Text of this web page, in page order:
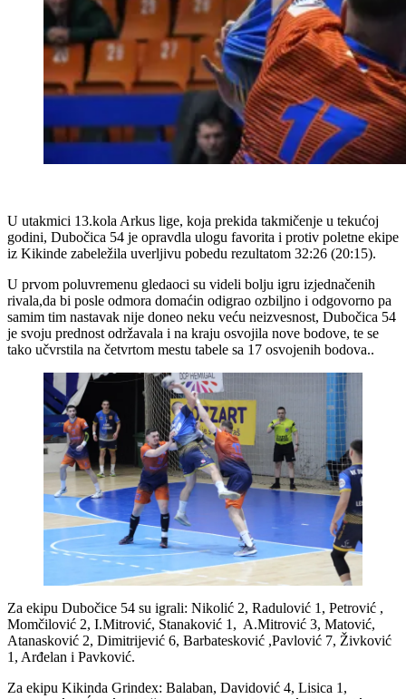
U utakmici 13.kola Arkus lige, koja prekida takmičenje u tekućoj
godini, Dubočica 54 je opravdla ulogu favorita i protiv poletne ekipe
iz Kikinde zabeležila uverljivu pobedu rezultatom 32:26 (20:15).
U prvom poluvremenu gledaoci su videli bolju igru izjednačenih
rivala,da bi posle odmora domaćin odigrao ozbiljno i odgovorno pa
samim tim nastavak nije doneo neku veću neizvesnost, Dubočica 54
je svoju prednost održavala i na kraju osvojila nove bodove, te se
tako učvrstila na četvrtom mestu tabele sa 17 osvojenih bodova..
Za ekipu Dubočice 54 su igrali: Nikolić 2, Radulović 1, Petrović ,
Momčilović 2, I.Mitrović, Stanaković 1, A.Mitrović 3, Matović,
Atanasković 2, Dimitrijević 6, Barbatesković ,Pavlović 7, Živković
1, Arđelan i Pavković.
Za ekipu Kikinda Grindex: Balaban, Davidović 4, Lisica 1,